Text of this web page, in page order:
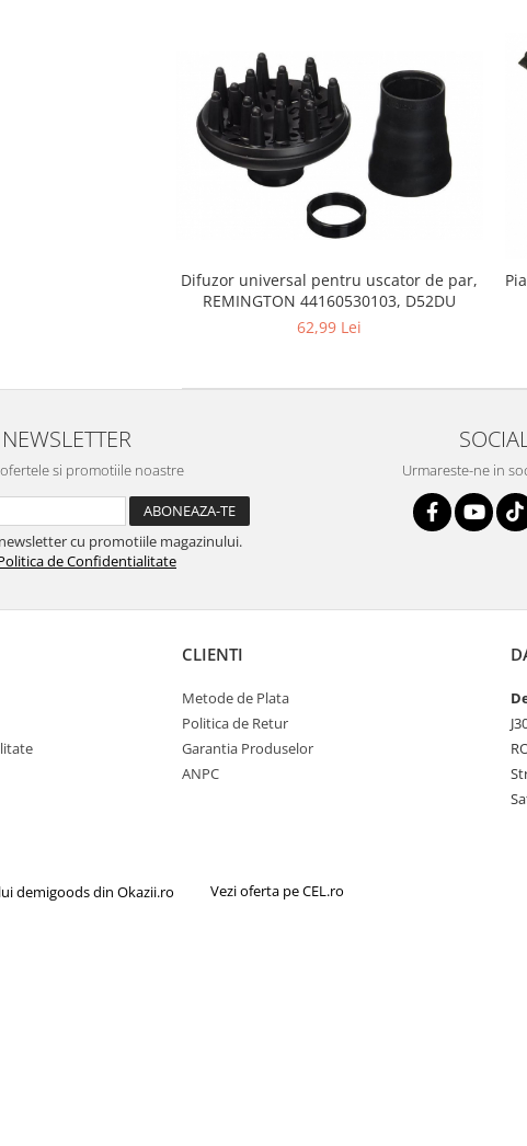
Difuzor universal pentru uscator de par,
REMINGTON 44160530103, D52DU
62,99 Lei
NEWSLETTER
si promotiile noastre
cu promotiile magazinului.
de Confidentialitate
Urmareste-ne in
CLIENTI
Metode de Plata
Politica de Retur
Garantia Produselor
ANPC
Vezi oferta pe CEL.ro